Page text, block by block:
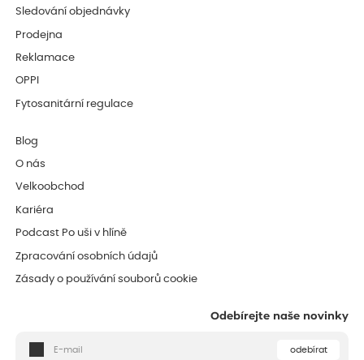
Sledování objednávky
Prodejna
Reklamace
OPPI
Fytosanitární regulace
Blog
O nás
Velkoobchod
Kariéra
Podcast Po uši v hlíně
Zpracování osobních údajů
Zásady o používání souborů cookie
Odebírejte naše novinky
odebírat